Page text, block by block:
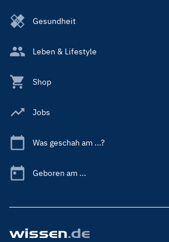
Gesundheit
Leben & Lifestyle
Shop
Jobs
Was geschah am ...?
Geboren am ...